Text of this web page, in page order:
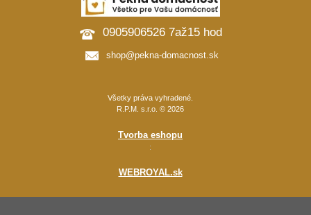
0905906526 7až15 hod
shop@pekna-domacnost.sk
Všetky práva vyhradené.
R.P.M. s.r.o. © 2026
Tvorba eshopu
:
WEBROYAL.sk